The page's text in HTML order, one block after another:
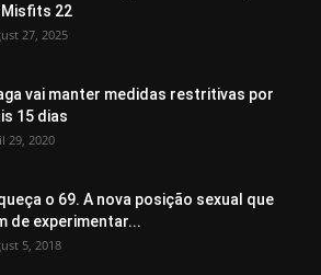
Misfits 22
27, 2025
vai manter medidas restritivas por
15 dias
29, 2020
o 69. A nova posição sexual que
de experimentar...
5, 2018